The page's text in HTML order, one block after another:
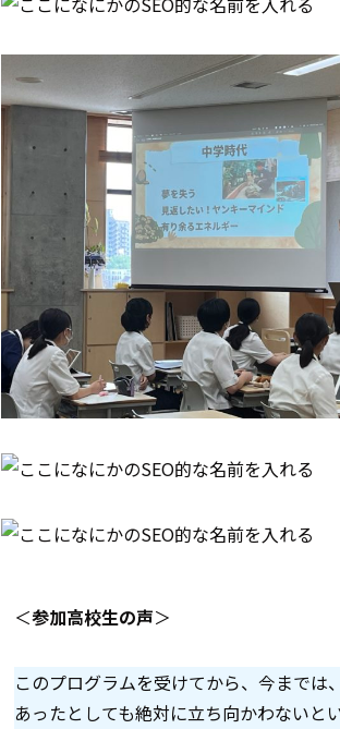
＜参加高校生の声＞
このプログラムを受けてから、今までは
あったとしても絶対に立ち向かわないと